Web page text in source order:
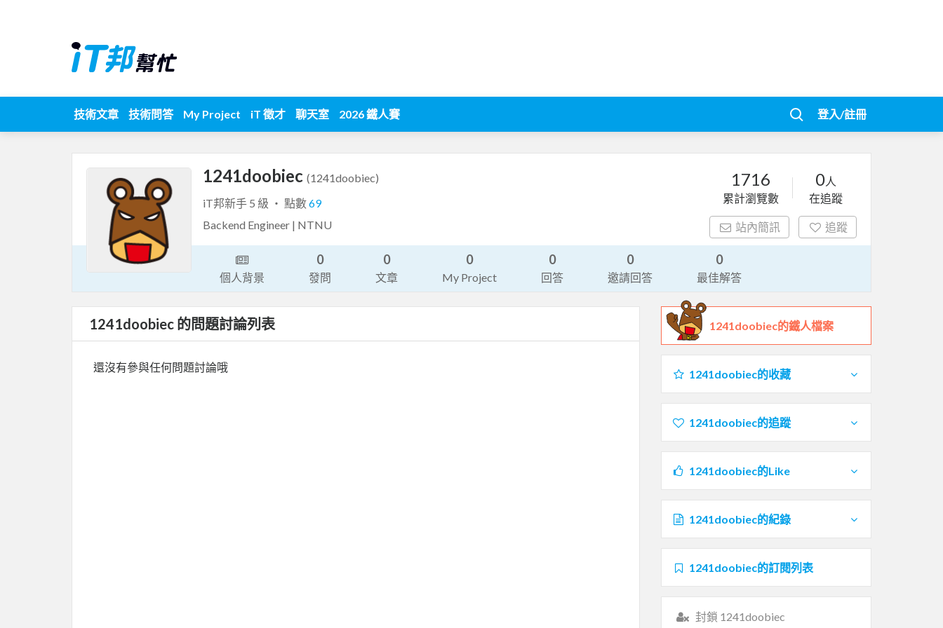
技術文章 技術問答 My Project iT 徵才 聊天室 2026 鐵人賽 登入/註冊
1241doobiec (1241doobiec)
iT邦新手 5 級 ‧ 點數69
Backend Engineer | NTNU
1716
累計瀏覽數
0人
在追蹤
站內簡訊 追蹤
個人背景
0
發問
0
文章
0
My Project
0
回答
0
邀請回答
0
最佳解答
1241doobiec 的問題討論列表
還沒有參與任何問題討論哦
1241doobiec的鐵人檔案
1241doobiec的收藏
1241doobiec的追蹤
1241doobiec的Like
1241doobiec的紀錄
1241doobiec的訂閱列表
封鎖 1241doobiec